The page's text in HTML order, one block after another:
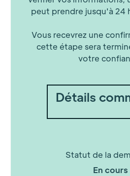
peut prendre jusqu'à 24
Vous recevrez une
cette étape sera
votre
Détails
Statut de la
En cours